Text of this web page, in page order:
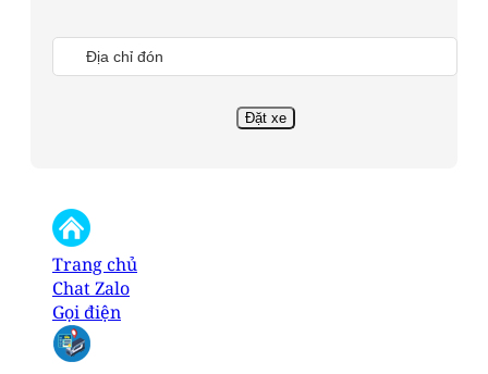
Trang chủ
Chat Zalo
Gọi điện